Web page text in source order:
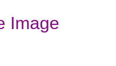
Image